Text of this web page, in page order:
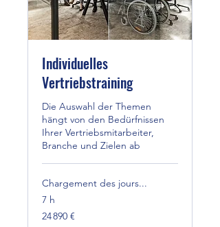
Individuelles
Vertriebstraining
Die Auswahl der Themen
hängt von den Bedürfnissen
Ihrer Vertriebsmitarbeiter,
Branche und Zielen ab
Chargement des jours...
7 h
24 890
euros
24 890 €